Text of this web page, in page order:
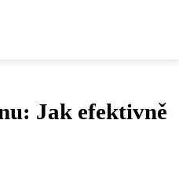
Jak efektivně